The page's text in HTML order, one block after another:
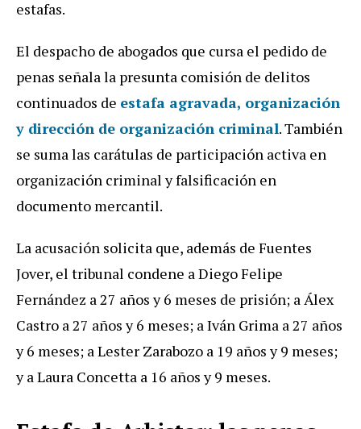
estafas.
El despacho de abogados que cursa el pedido de
penas señala la presunta comisión de delitos
continuados de estafa agravada, organización
y dirección de organización criminal. También
se suma las carátulas de participación activa en
organización criminal y falsificación en
documento mercantil.
La acusación solicita que, además de Fuentes
Jover, el tribunal condene a Diego Felipe
Fernández a 27 años y 6 meses de prisión; a Álex
Castro a 27 años y 6 meses; a Iván Grima a 27 años
y 6 meses; a Lester Zarabozo a 19 años y 9 meses;
y a Laura Concetta a 16 años y 9 meses.